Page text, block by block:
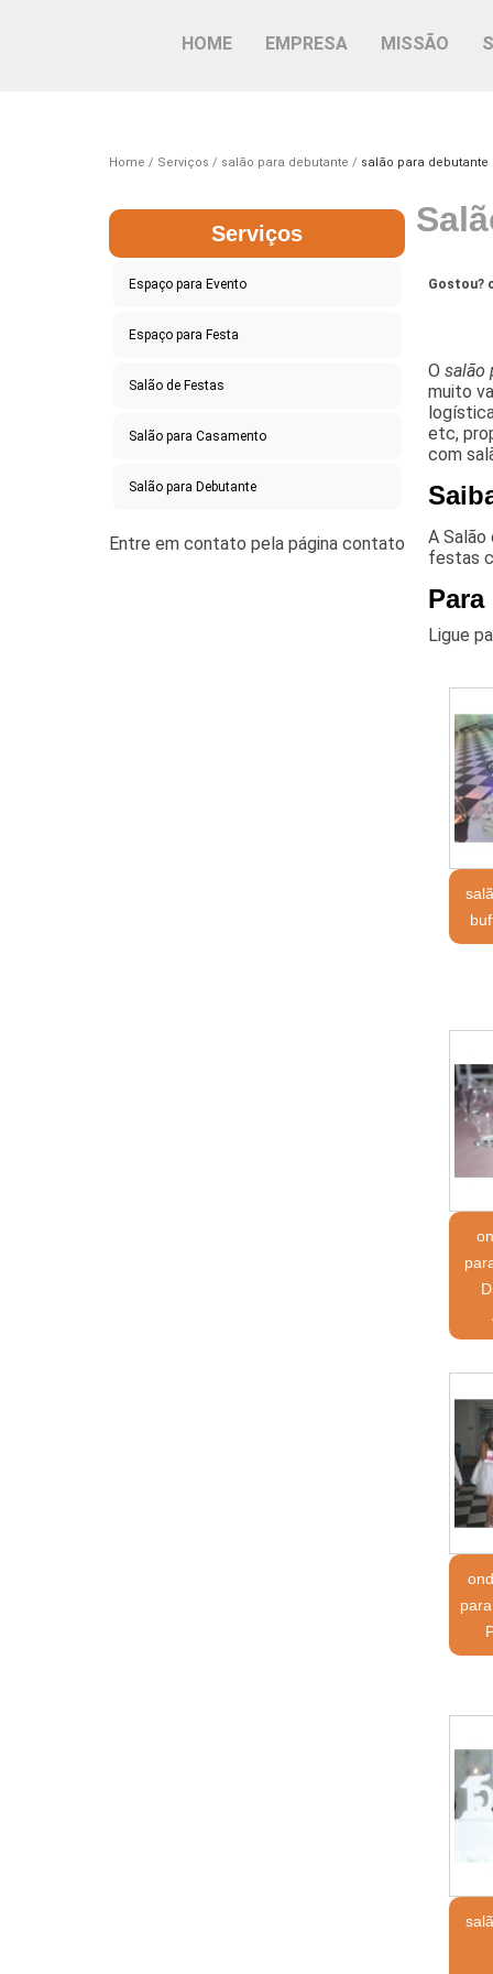
HOME EMPRESA MISSÃO
Home Serviços salão para debutante salão para debutante
Serviços
Espaço para Evento
Espaço para Festa
Salão de Festas
Salão para Casamento
Salão para Debutante
Gostou?
Osalão
muito
etc,
com
A
festas
Ligue